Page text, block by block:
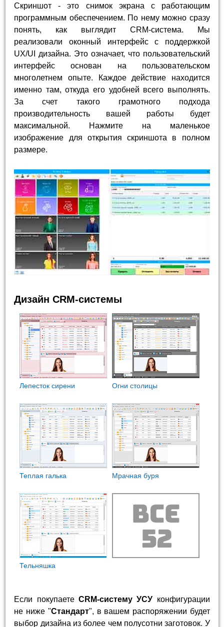
Скриншот - это снимок экрана с работающим
программным обеспечением. По нему можно сразу
понять, как выглядит CRM-система. Мы
реализовали оконный интерфейс с поддержкой
UX/UI дизайна. Это означает, что пользовательский
интерфейс основан на пользовательском
многолетнем опыте. Каждое действие находится
именно там, откуда его удобней всего выполнять.
За счет такого грамотного подхода
производительность вашей работы будет
максимальной. Нажмите на маленькое
изображение для открытия скриншота в полном
размере.
Дизайн CRM-системы
Лепесток сирени Огни столицы
Теплая галька Мрачная буря
Тельняшка
Если покупаете CRM-систему УСУ конфигурации
не ниже "Стандарт", в вашем распоряжении будет
выбор дизайна из более чем полусотни заготовок. У